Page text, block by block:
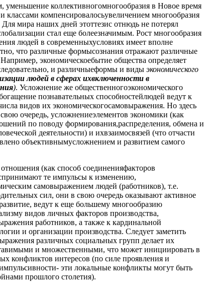
коллективногомногообразия в Новое время
компенсировалосьувеличением многообразия
мира наших дней этоттезис отнюдь не потерял
стал еще болеезначимым. Рост многообразия
людей в современныхусловиях имеет вполне
что различные формысознания отражают различные
экономическоебытие общества определяет
и различныеформы и виды экономического
людей в сферах ихвключенности в
). Усложнение же общественногоэкономического
познавательных способностейлюдей ведут к
видов их экономическогосамовыражения. Но здесь
очередь, усложнениеэлементов экономики (как
по поводу формирования,распределения, обмена и
деятельности) и ихвзаимосвязей (что отчасти
объективнымусложнением и развитием самого
(как способ соединенияфакторов
те импульсы к изменению,
самовыражением людей (работников), т.е.
сил, они в свою очередь оказывают активное
ведут к еще большему многообразию
видов личных факторов производства,
работников, а также к кардинальной
и организации производства. Следует заметить
различных социальных групп делает их
и множественными, что может инициировать в
конфликтов интересов (по силе проявления и
эти локальные конфликты могут быть
прошлого столетия).